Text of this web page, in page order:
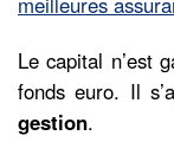
Le capital n’est
fonds euro. Il
gestion.